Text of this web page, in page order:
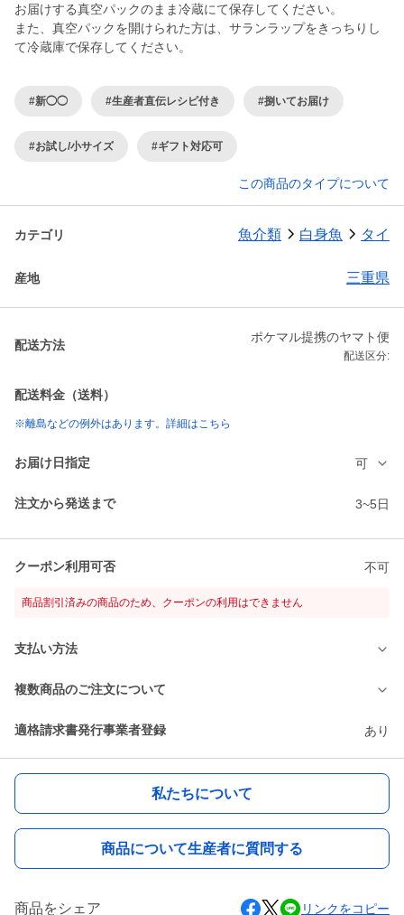
お届けする真空パックのまま冷蔵にて保存してください。
また、真空パックを開けられた方は、サランラップをきっちりし
て冷蔵庫で保存してください。
#新◯◯ #生産者直伝レシピ付き #捌いてお届け
#お試し/小サイズ #ギフト対応可
この商品のタイプについて
カテゴリ 魚介類 白身魚 タイ
産地 三重県
配送方法
ポケマル提携のヤマト便
配送区分:
配送料金（送料）
※離島などの例外はあります。詳細はこちら
お届け日指定 可
注文から発送まで 3~5日
クーポン利用可否 不可
商品割引済みの商品のため、クーポンの利用はできません
支払い方法
複数商品のご注文について
適格請求書発行事業者登録 あり
私たちについて
商品について生産者に質問する
商品をシェア リンクをコピー